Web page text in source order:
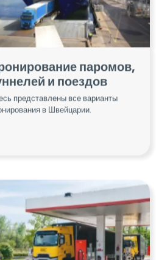
паромов,
и поездов
представлены все варианты